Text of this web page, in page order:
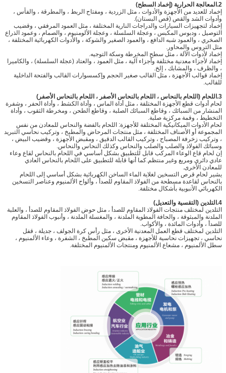
2. المعالجة الحرارية (إخماد السطح)
إخماد للعديد من الأجهزة والأدوات ، مثل الزردية ، ومفتاح الربط ، والمطرقة ، والفأس ،
وأدوات الشد والقص (قص البستان).
إخماد لتجهيزات السيارات والدراجات النارية المختلفة ، مثل العمود المرفقي ، وقضيب
التوصيل ، ودبوس المكبس ، وعجلة السلسلة ، وعجلة الألومنيوم ، والصمام ، وعمود الذراع
الصخري ، والعمود شبه الدافع ، والعمود الصغير والشوكة ، والأدوات الكهربائية المختلفة ،
مثل التروس والمحاور.
إخماد لأدوات الآلة ، مثل سطح المخرطة وسكة التوجيه.
إخماد لأجزاء معدنية مختلفة وأجزاء آلية ، مثل العمود ، والعتاد (عجلة السلسلة) ، والكاميرا
، والظرف ، والمشابك ، إلخ.
إخماد قوالب الأجهزة ، مثل القالب صغير الحجم وإكسسوارات القالب والفتحة الداخلية
للقالب.
3. اللحام (اللحام بالنحاس ، اللحام بالنحاس الأصفر ، اللحام بالنحاس الأصفر)
لحام أدوات قطع الأجهزة المختلفة ، مثل أداة الماس ، وأداة الكشط ، وأداة الحفر ، وشفرة
المنشار من السبائك ، وقاطع السبائك الصلبة ، وقاطع الطحن ، ومخرطة الثقوب ، وأداة
التخطيط ، وقمة مركزية صلبة.
لحام الأدوات الميكانيكية المختلفة للأجهزة: اللحام بالفضة والنحاس للمعادن من نفس
المجموعة أو الأصناف المختلفة ، مثل منتجات المرحاض والمطبخ ، وتركيب نحاسي التبريد
، وتركيب زخرفة المصباح ، وتركيب القالب الدقيق ، ومقبض الأجهزة ، وقضيب البيض ،
وسبائك الفولاذ والصلب والصلب والنحاس وكذلك النحاس والنحاس.
إن لحام قاع الوعاء المركب قابل للتطبيق بشكل أساسي في اللحام بالنحاس لقاع وعاء
عادي دائري ومربع وغير منتظم.كما أنها قابلة للتطبيق على اللحام بالنحاس العادي
للمعادن الأخرى.
يشير لحام قرص التسخين لغلاية الماء الساخن الكهربائية بشكل أساسي إلى اللحام
بالنحاس لقاعدة مسطحة من الفولاذ المقاوم للصدأ ، وألواح الألمنيوم وعناصر التسخين
الكهربائي الأنبوبية بأشكال مختلفة.
4. التلدين (التقسية والتعديل)
التلدين لمختلف منتجات الفولاذ المقاوم للصدأ ، مثل حوض الفولاذ المقاوم للصدأ ، والعلبة
الملدنة والمبثوقة ، والحافة المطوية الملدنة ، والمغسلة الملدنة ، وأنبوب الفولاذ المقاوم
للصدأ ، وأدوات المائدة ، والأكواب.
التلدين لمختلف قطع العمل المعدنية الأخرى ، مثل رأس كرة الجولف ، جديلة ، قفل
نحاسي ، تجهيزات نحاسية للأجهزة ، مقبض سكين المطبخ ، الشفرة ، وعاء الألمنيوم ،
سطل الألمنيوم ، مشعاع الألمنيوم ومنتجات الألمنيوم المختلفة.